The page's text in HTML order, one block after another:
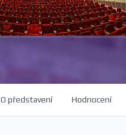
O představení Hodnocení